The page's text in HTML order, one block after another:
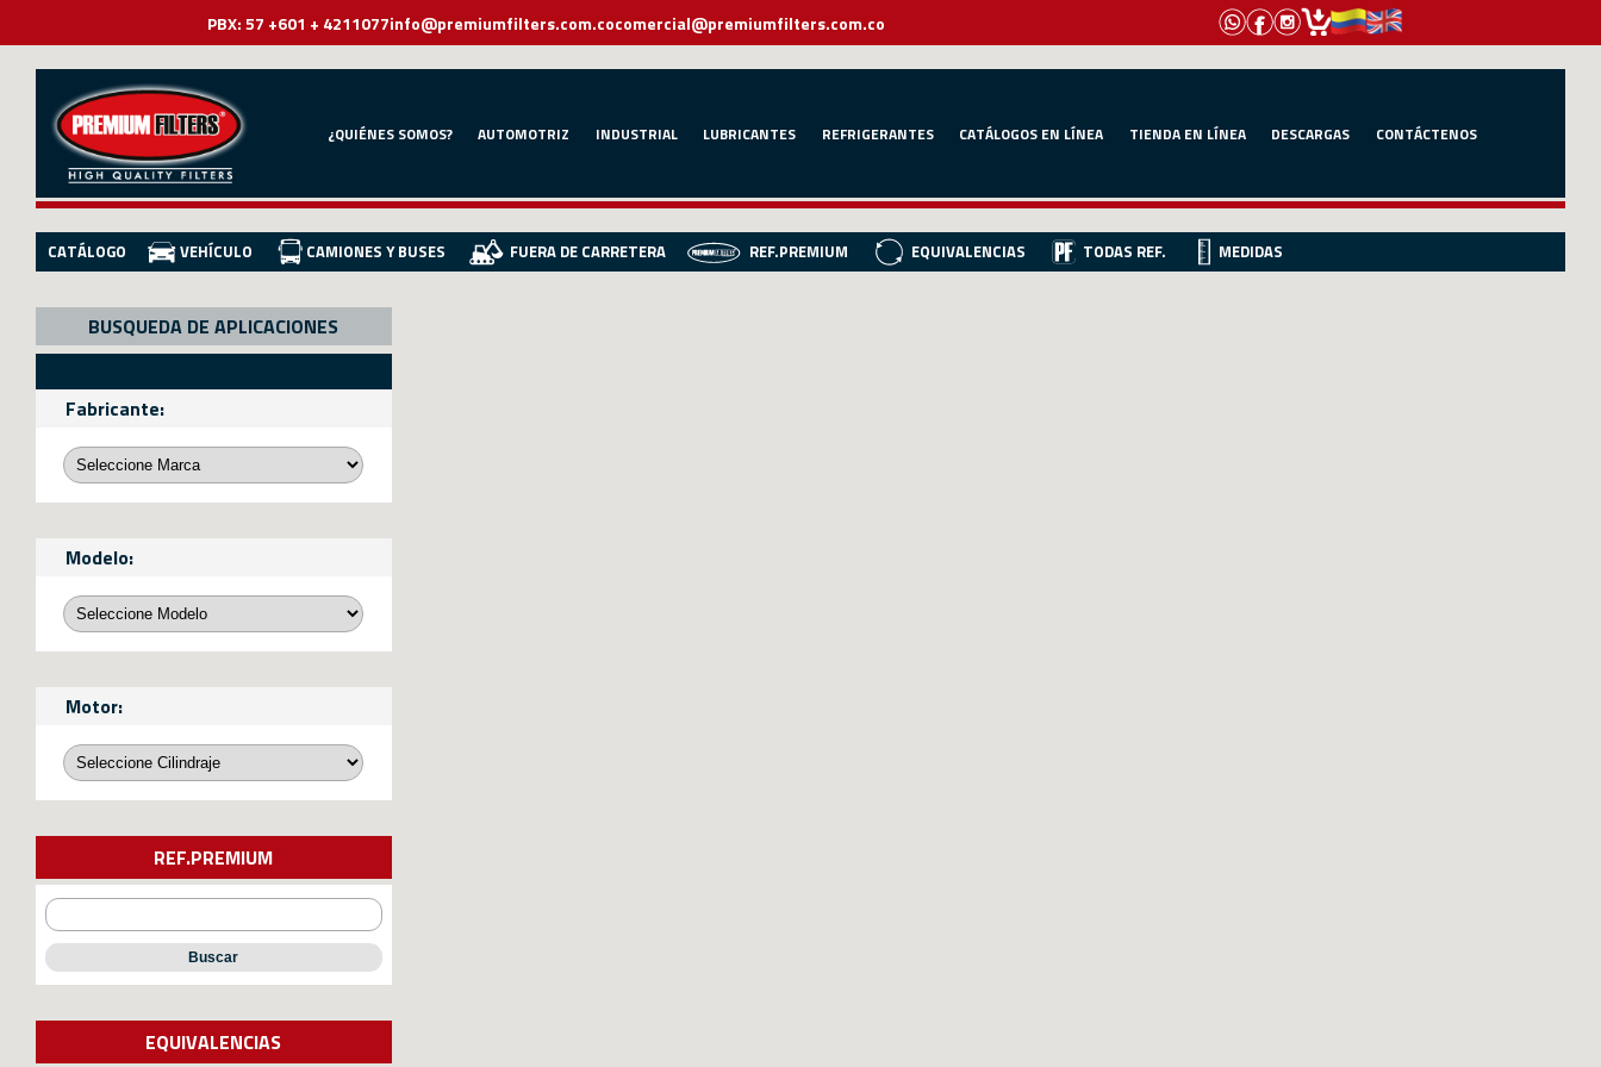
PBX: 57 +601 + 4211077info@premiumfilters.com.cocomercial@premiumfilters.com.co
¿QUIÉNES SOMOS? AUTOMOTRIZ INDUSTRIAL LUBRICANTES REFRIGERANTES CATÁLOGOS EN LÍNEA TIENDA EN LÍNEA DESCARGAS CONTÁCTENOS
CATÁLOGO VEHÍCULO CAMIONES Y BUSES FUERA DE CARRETERA REF.PREMIUM EQUIVALENCIAS TODAS REF. MEDIDAS
BUSQUEDA DE APLICACIONES
Fabricante:
Modelo:
Motor:
REF.PREMIUM
Buscar
EQUIVALENCIAS